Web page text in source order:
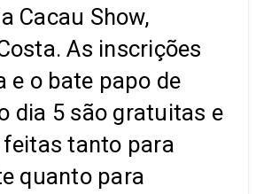
Cacau Show,
As inscrições
e o bate papo de
dia 5 são gratuitas e
tanto para
quanto para